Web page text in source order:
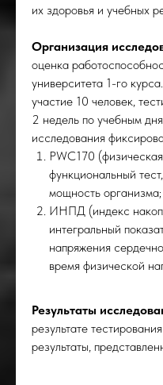
их здоровья и учебных
Организация
оценка
университета 1-го
участие 10 человек,
2 недель по учебным
исследования
PWC170
функциональный
мощность организма;
ИНПД (индекс
интегральный
напряжения
время физической
Результаты
результате
результаты,